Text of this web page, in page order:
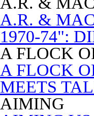
A.R. &
1970-74":
A FLOCK
A FLOCK
MEETS
AIMING